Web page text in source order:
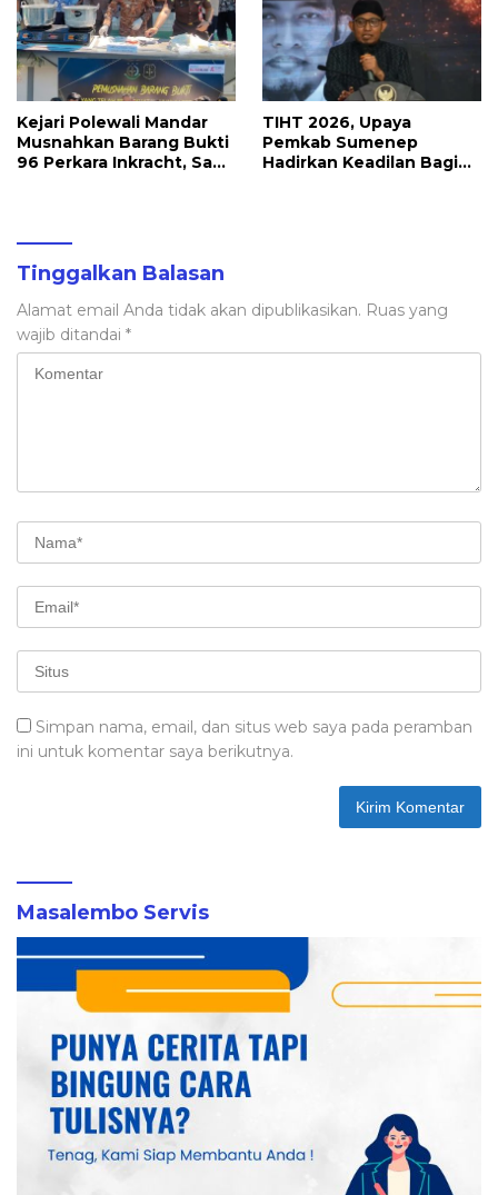
Kejari Polewali Mandar
Musnahkan Barang Bukti
96 Perkara Inkracht, Sabu
TIHT 2026, Upaya
Pemkab Sumenep
Hadirkan Keadilan Bagi
Tinggalkan Balasan
Alamat email Anda tidak akan dipublikasikan. Ruas yang
wajib ditandai *
Simpan nama, email, dan situs web saya pada peramban
ini untuk komentar saya berikutnya.
Masalembo Servis